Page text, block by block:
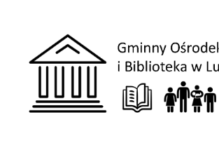
Kultury
Biblioteka